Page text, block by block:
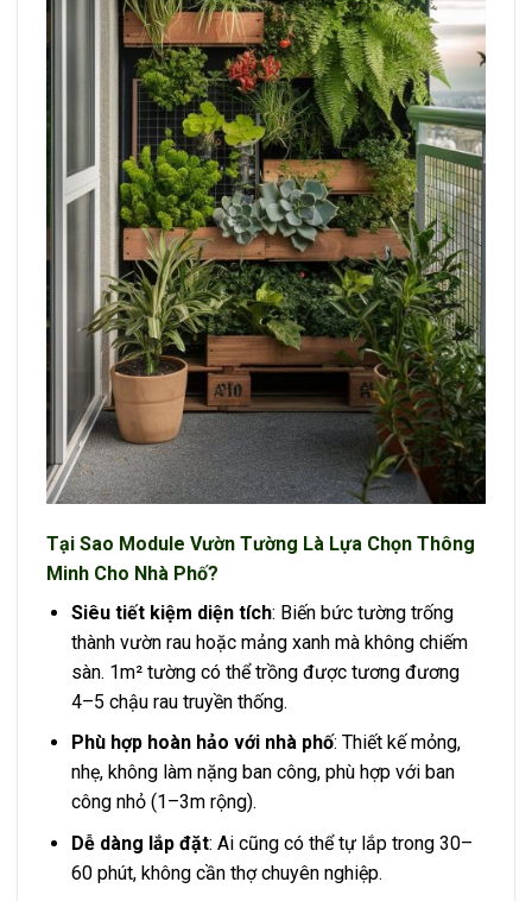
Tại Sao Module Vườn Tường Là Lựa Chọn Thông
Minh Cho Nhà Phố?
Siêu tiết kiệm diện tích: Biến bức tường trống
thành vườn rau hoặc mảng xanh mà không chiếm
sàn. 1m² tường có thể trồng được tương đương
4–5 chậu rau truyền thống.
Phù hợp hoàn hảo với nhà phố: Thiết kế mỏng,
nhẹ, không làm nặng ban công, phù hợp với ban
công nhỏ (1–3m rộng).
Dễ dàng lắp đặt: Ai cũng có thể tự lắp trong 30–
60 phút, không cần thợ chuyên nghiệp.